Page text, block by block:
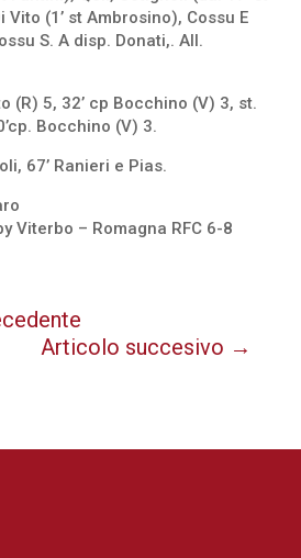
Vito (1’ st Ambrosino), Cossu E
S. A disp. Donati,. All.
(R) 5, 32’ cp Bocchino (V) 3, st.
Bocchino (V) 3.
67’ Ranieri e Pias.
Viterbo – Romagna RFC 6-8
Articolo succesivo →